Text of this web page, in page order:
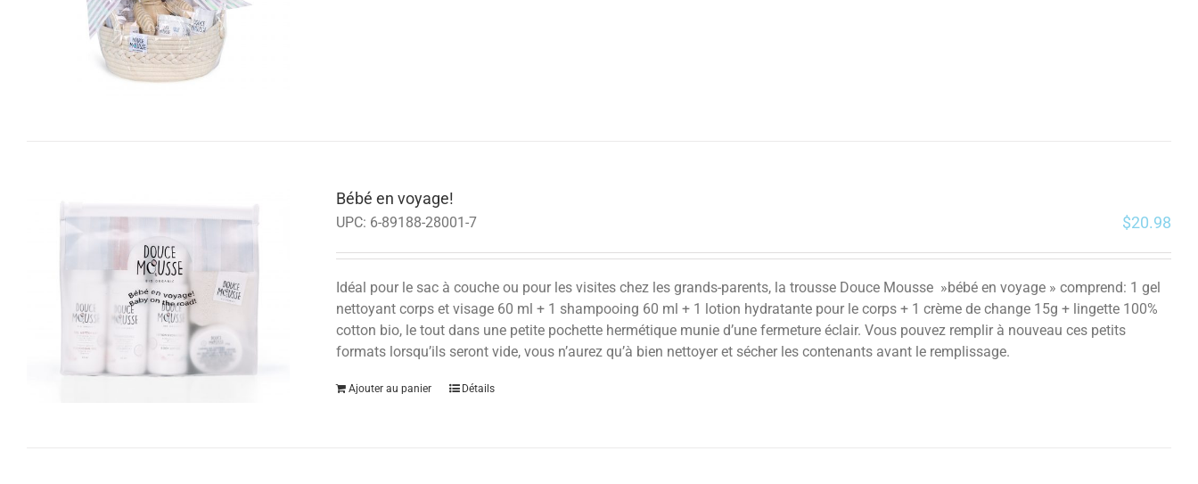
Bébé en voyage!
UPC: 6-89188-28001-7 $20.98
Idéal pour le sac à couche ou pour les visites chez les grands-parents, la trousse Douce Mousse »bébé en voyage » comprend: 1 gel
nettoyant corps et visage 60 ml + 1 shampooing 60 ml + 1 lotion hydratante pour le corps + 1 crème de change 15g + lingette 100%
cotton bio, le tout dans une petite pochette hermétique munie d’une fermeture éclair. Vous pouvez remplir à nouveau ces petits
formats lorsqu’ils seront vide, vous n’aurez qu’à bien nettoyer et sécher les contenants avant le remplissage.
Ajouter au panier Détails